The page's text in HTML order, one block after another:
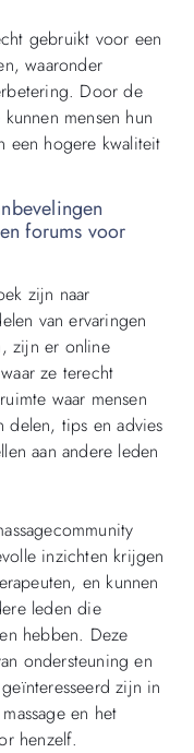
gebruikt voor een
waaronder
Door de
mensen hun
een hogere kwaliteit
forums voor
zijn naar
van ervaringen
zijn er online
ze terecht
waar mensen
delen, tips en advies
aan andere leden
inzichten krijgen
en kunnen
leden die
hebben. Deze
ondersteuning en
zijn in
en het
henzelf.